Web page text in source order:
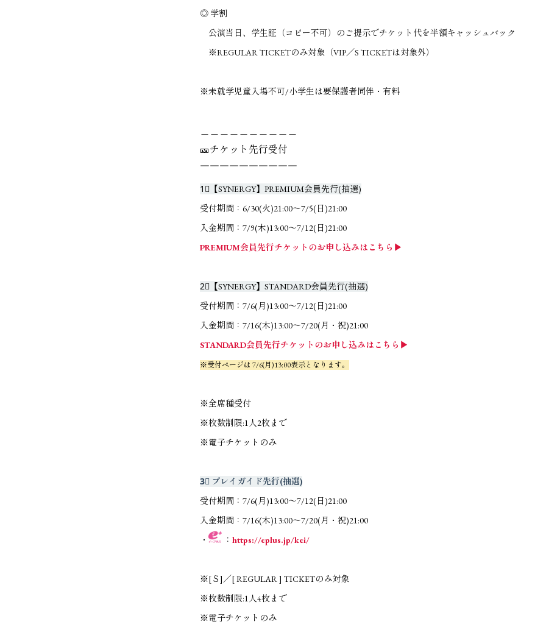
◎ 学割
公演当日、学生証（コピー不可）のご提示でチケット代を半額キャッシュバック
※REGULAR TICKETのみ対象（VIP／S TICKETは対象外）
※未就学児童入場不可/小学生は要保護者同伴・有料
🎫チケット先行受付
￣￣￣￣￣￣￣￣￣￣
1⃣【SYNERGY】PREMIUM会員先行(抽選)
受付期間：6/30(火)21:00～7/5(日)21:00
入金期間：7/9(木)13:00～7/12(日)21:00
PREMIUM会員先行チケットのお申し込みはこちら▶
2⃣【SYNERGY】STANDARD会員先行(抽選)
受付期間：7/6(月)13:00～7/12(日)21:00
入金期間：7/16(木)13:00～7/20(月・祝)21:00
STANDARD会員先行チケットのお申し込みはこちら▶
※受付ページは 7/6(月)13:00表示となります。
※全席種受付
※枚数制限:1人2枚まで
※電子チケットのみ
3⃣ プレイガイド先行(抽選)
受付期間：7/6(月)13:00～7/12(日)21:00
入金期間：7/16(木)13:00～7/20(月・祝)21:00
・
： https://eplus.jp/kei/
※[Ｓ]／[ REGULAR ] TICKETのみ対象
※枚数制限:1人4枚まで
※電子チケットのみ